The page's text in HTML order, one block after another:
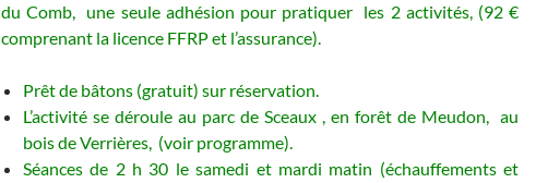
du Comb, une seule adhésion pour pratiquer les 2 activités, (92 €
comprenant la licence FFRP et l’assurance).
Prêt de bâtons (gratuit) sur réservation.
L’activité se déroule au parc de Sceaux , en forêt de Meudon, au
bois de Verrières, (voir programme).
Séances de 2 h 30 le samedi et mardi matin (échauffements et